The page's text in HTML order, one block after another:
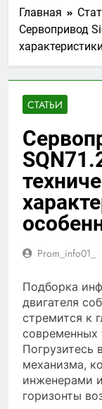
Главная
Сервопривод
СТАТЬИ
Prom_info01_
Подборка
двигателя
стремится к
современных
Погрузитесь
механизма,
инженерами
горизонты